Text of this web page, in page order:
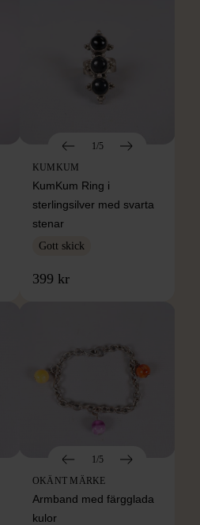
1/5
KUMKUM
KumKum Ring i
sterlingsilver med svarta
stenar
Gott skick
399 kr
1/5
OKÄNT MÄRKE
Armband med färgglada
kulor